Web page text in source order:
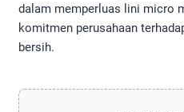
dalam memperluas lini micro
komitmen perusahaan
bersih.